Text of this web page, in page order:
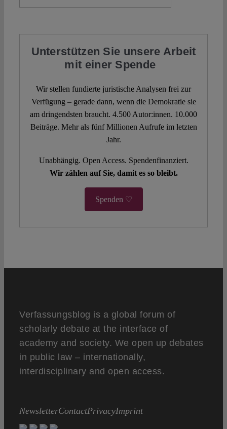
Unterstützen Sie unsere Arbeit
mit einer Spende
Wir stellen fundierte juristische Analysen frei zur
Verfügung – gerade dann, wenn die Demokratie sie
am dringendsten braucht. 4.500 Autor:innen. 10.000
Beiträge. Mehr als fünf Millionen Aufrufe im letzten
Jahr.
Unabhängig. Open Access. Spendenfinanziert.
Wir zählen auf Sie, damit es so bleibt.
Spenden ♡
Verfassungsblog is a global forum of
scholarly debate at the interface of
academy and society. We open up debates
in public law – internationally,
interdisciplinary and open access.
NewsletterContactPrivacyImprint